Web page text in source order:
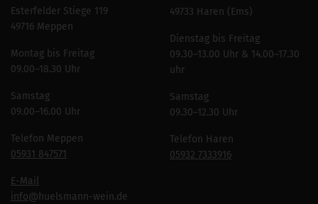
Esterfelder Stiege 119
49716 Meppen
Montag bis Freitag
09.00–18.30 Uhr
Samstag
09.00–16.00 Uhr
Telefon Meppen
05931 847571
E-Mail
info@huelsmann-wein.de
49733 Haren (Ems)
Dienstag bis Freitag
09.30–13.00 Uhr & 14.00–17.30
uhr
Samstag
09.30–12.30 Uhr
Telefon Haren
05932 7333916